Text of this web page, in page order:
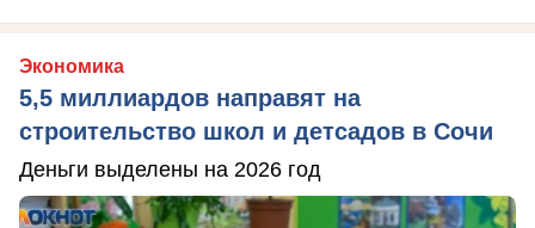
Экономика
5,5 миллиардов направят на
строительство школ и детсадов в Сочи
Деньги выделены на 2026 год